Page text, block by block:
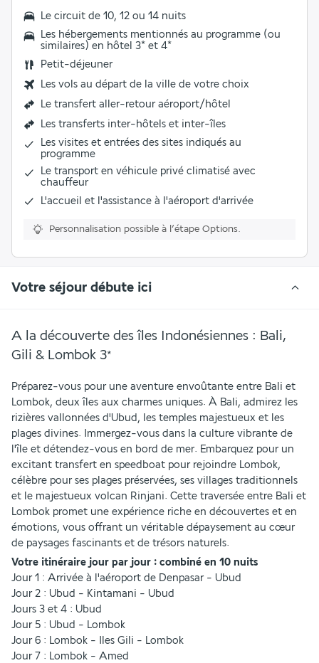
Le circuit de 10, 12 ou 14 nuits
Les hébergements mentionnés au programme (ou
similaires) en hôtel 3* et 4*
Petit-déjeuner
Les vols au départ de la ville de votre choix
Le transfert aller-retour aéroport/hôtel
Les transferts inter-hôtels et inter-îles
Les visites et entrées des sites indiqués au
programme
Le transport en véhicule privé climatisé avec
chauffeur
L'accueil et l'assistance à l'aéroport d'arrivée
Personnalisation possible à l’étape Options.
Votre séjour débute ici
A la découverte des îles Indonésiennes : Bali,
Gili & Lombok 3*
Préparez-vous pour une aventure envoûtante entre Bali et
Lombok, deux îles aux charmes uniques. À Bali, admirez les
rizières vallonnées d'Ubud, les temples majestueux et les
plages divines. Immergez-vous dans la culture vibrante de
l'île et détendez-vous en bord de mer. Embarquez pour un
excitant transfert en speedboat pour rejoindre Lombok,
célèbre pour ses plages préservées, ses villages traditionnels
et le majestueux volcan Rinjani. Cette traversée entre Bali et
Lombok promet une expérience riche en découvertes et en
émotions, vous offrant un véritable dépaysement au cœur
de paysages fascinants et de trésors naturels.
Votre itinéraire jour par jour : combiné en 10 nuits
Jour 1 : Arrivée à l'aéroport de Denpasar - Ubud
Jour 2 : Ubud - Kintamani - Ubud
Jours 3 et 4 : Ubud
Jour 5 : Ubud - Lombok
Jour 6 : Lombok - Iles Gili - Lombok
Jour 7 : Lombok - Amed